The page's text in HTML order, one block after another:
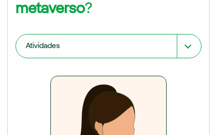
metaverso?
Atividades
Jogar
Disfrutar
Trabalhar